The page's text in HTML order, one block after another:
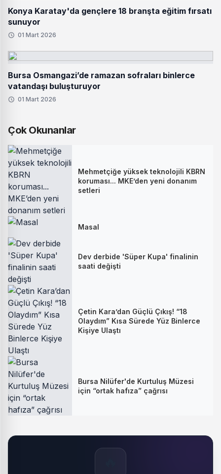
Konya Karatay'da gençlere 18 branşta eğitim fırsatı
sunuyor
01 Mart 2026
Bursa Osmangazi’de ramazan sofraları binlerce
vatandaşı buluşturuyor
01 Mart 2026
Çok Okunanlar
Mehmetçiğe yüksek teknolojili KBRN
koruması... MKE’den yeni donanım
setleri
Masal
Dev derbide 'Süper Kupa' finalinin
saati değişti
Çetin Kara’dan Güçlü Çıkış! “18
Olaydım” Kısa Sürede Yüz Binlerce
Kişiye Ulaştı
Bursa Nilüfer'de Kurtuluş Müzesi
için “ortak hafıza” çağrısı